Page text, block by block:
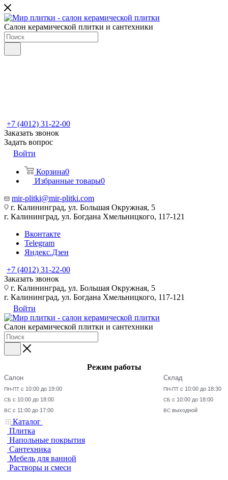
Салон керамической плитки и сантехники
+7 (4012) 31-22-00
Заказать звонок
Задать вопрос
Войти
Корзина0
Избранные товары0
mir-plitki@mir-plitki.com
г. Калининград, ул. Большая Окружная, 5
г. Калининград, ул. Богдана Хмельницкого, 117-121
Вконтакте
Telegram
Яндекс.Дзен
+7 (4012) 31-22-00
Заказать звонок
г. Калининград, ул. Большая Окружная, 5
г. Калининград, ул. Богдана Хмельницкого, 117-121
Войти
Салон керамической плитки и сантехники
Режим работы
Салон
ПН-ПТ с 10:00 до 19:00
СБ с 10:00 до 18:00
ВС с 11:00 до 17:00
Склад
ПН-ПТ с 10:00 до 18:30
СБ с 10:00 до 18:00
ВС выходной
Каталог
Плитка
Напольные покрытия
Сантехника
Мебель для ванной
Растворы и смеси